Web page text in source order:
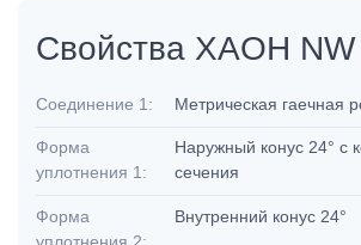
Свойства XAOH
Соединение 1: Метрическая гаечная
Форма
уплотнения 1:
Наружный конус 24° с
сечения
Форма
уплотнения 2:
Внутренний конус 24°